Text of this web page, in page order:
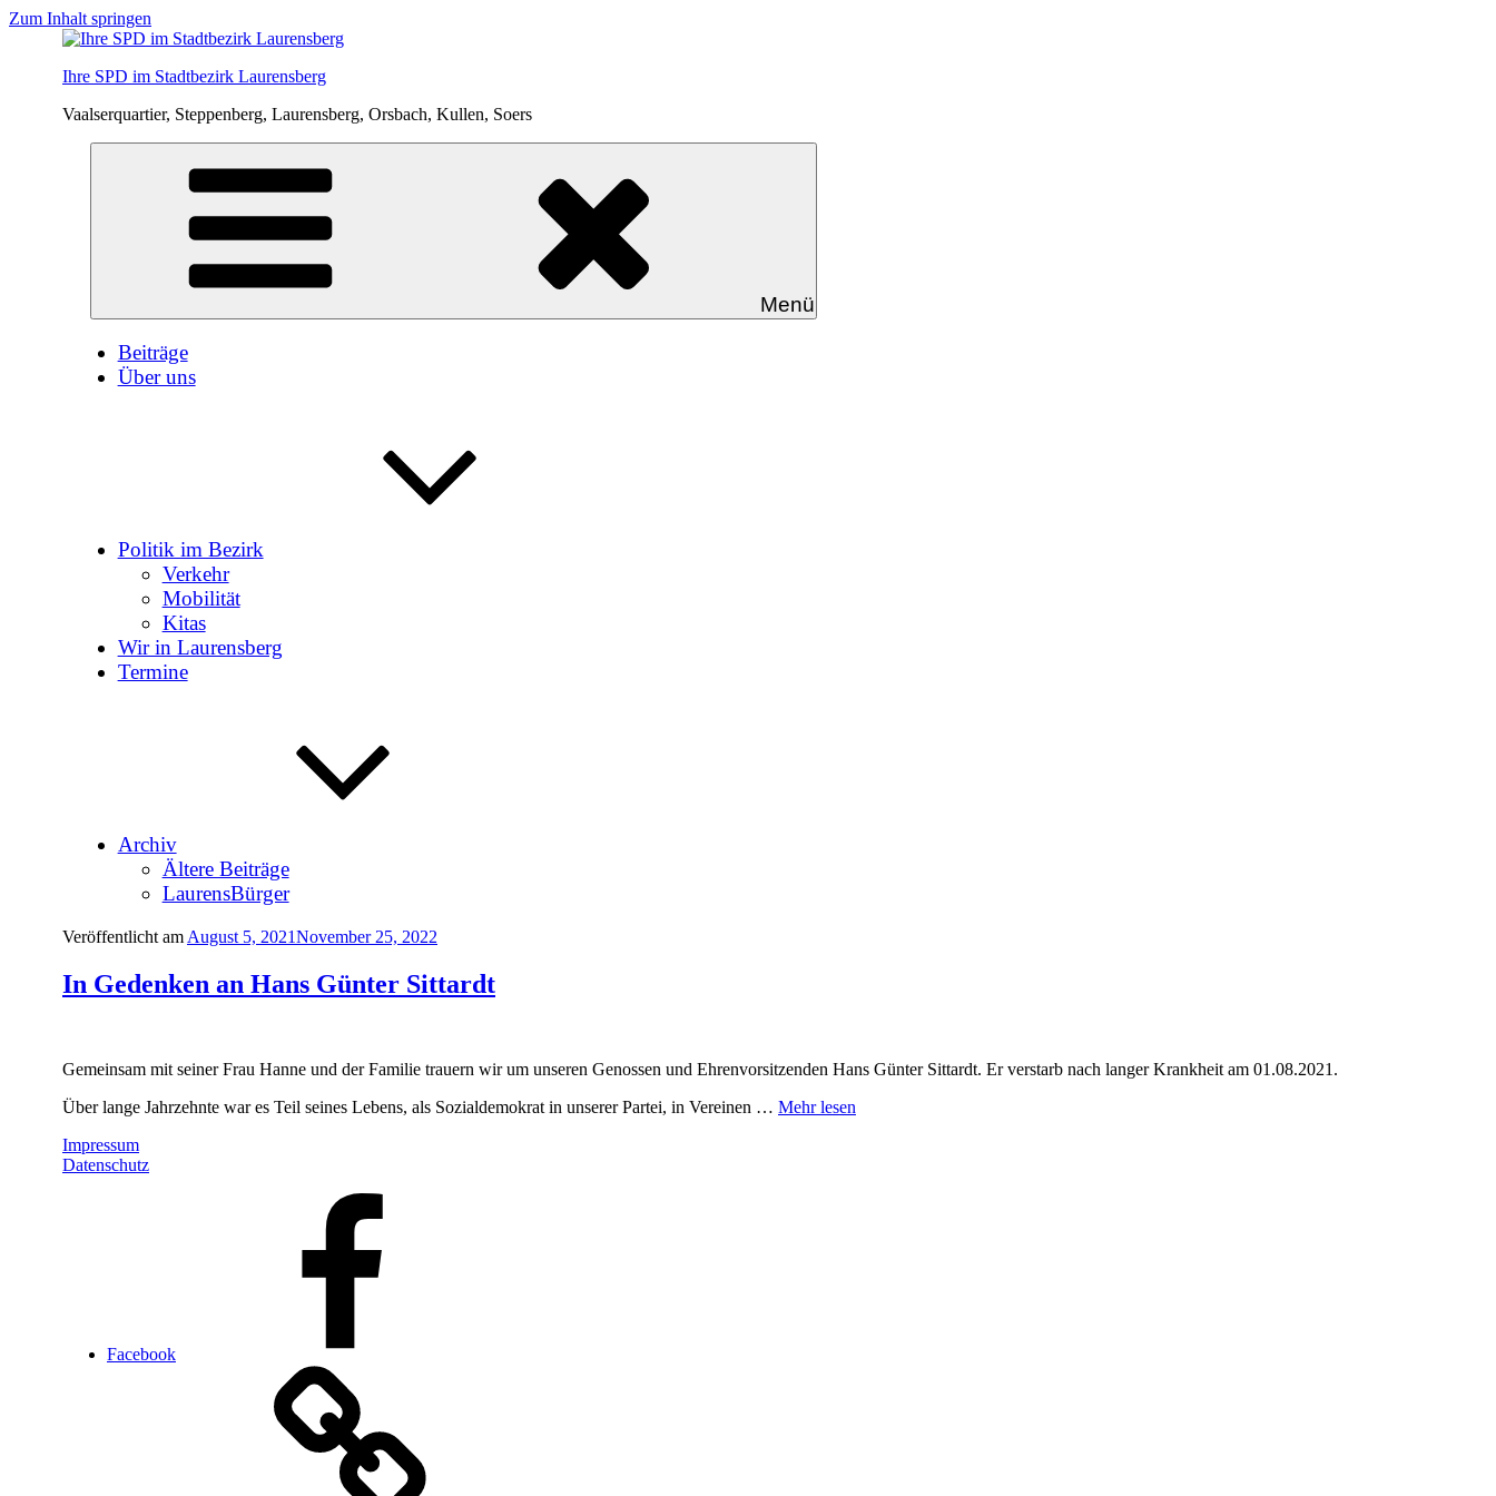
Zum Inhalt springen
Ihre SPD im Stadtbezirk Laurensberg
Vaalserquartier, Steppenberg, Laurensberg, Orsbach, Kullen, Soers
Menü
Beiträge
Über uns
Politik im Bezirk
Verkehr
Mobilität
Kitas
Wir in Laurensberg
Termine
Archiv
Ältere Beiträge
LaurensBürger
Veröffentlicht am August 5, 2021November 25, 2022
In Gedenken an Hans Günter Sittardt
Gemeinsam mit seiner Frau Hanne und der Familie trauern wir um unseren Genossen und Ehrenvorsitzenden Hans Günter Sittardt. Er verstarb nach langer Krankheit am 01.08.2021.
Über lange Jahrzehnte war es Teil seines Lebens, als Sozialdemokrat in unserer Partei, in Vereinen … Mehr lesen
Impressum
Datenschutz
Facebook